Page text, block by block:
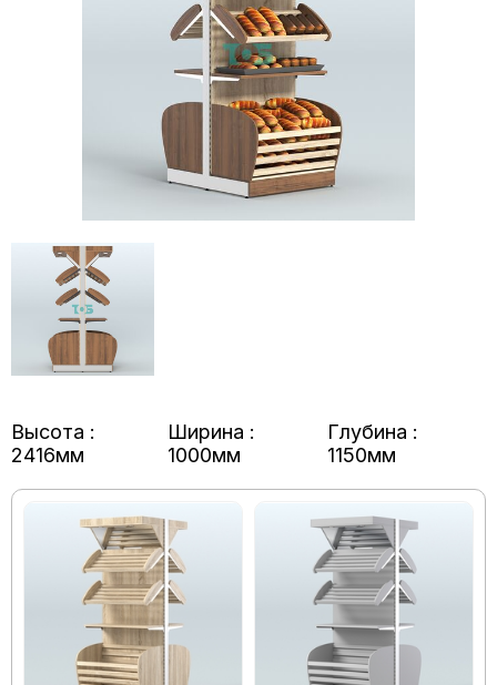
Высота :
2416мм
Ширина :
1000мм
Глубина :
1150мм